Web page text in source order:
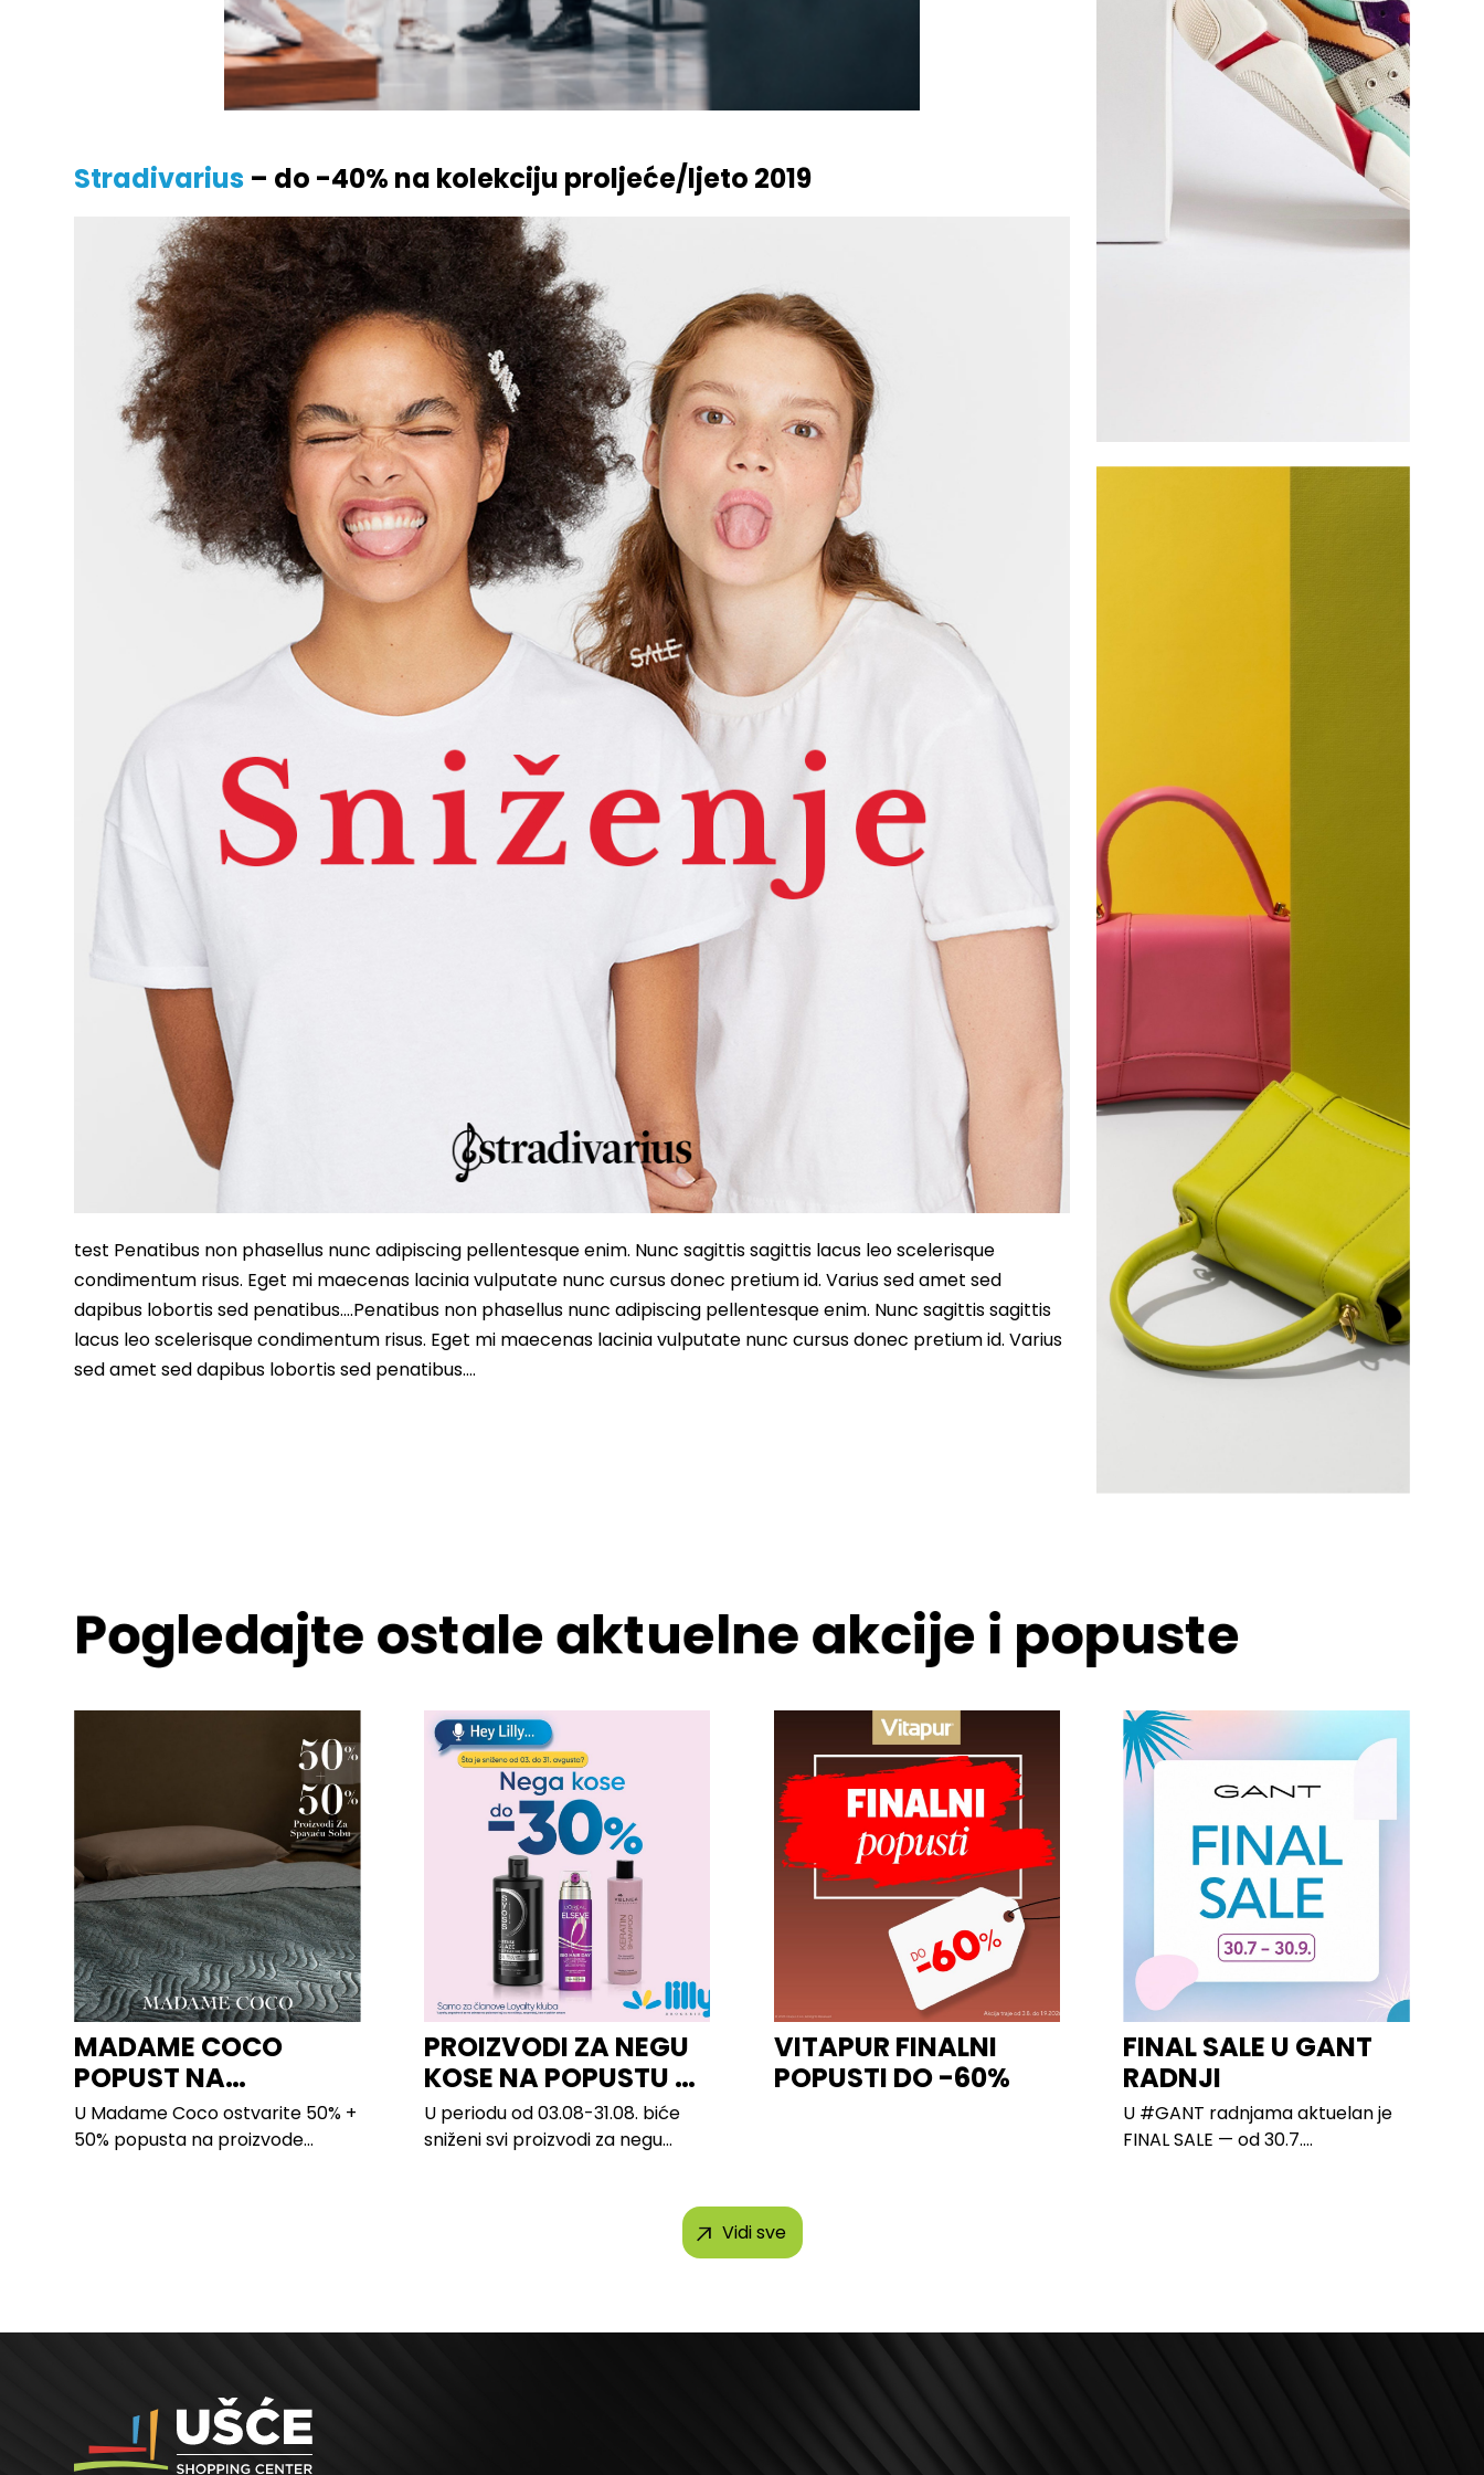
Stradivarius – do -40% na kolekciju proljeće/ljeto 2019
test Penatibus non phasellus nunc adipiscing pellentesque enim. Nunc sagittis sagittis lacus leo scelerisque
condimentum risus. Eget mi maecenas lacinia vulputate nunc cursus donec pretium id. Varius sed amet sed
dapibus lobortis sed penatibus….Penatibus non phasellus nunc adipiscing pellentesque enim. Nunc sagittis sagittis
lacus leo scelerisque condimentum risus. Eget mi maecenas lacinia vulputate nunc cursus donec pretium id. Varius
sed amet sed dapibus lobortis sed penatibus….
Pogledajte ostale aktuelne akcije i popuste
MADAME COCO
POPUST NA
PROIZVODE ZA
SPAVAĆU SOBU
U Madame Coco ostvarite 50% +
50% popusta na proizvode...
PROIZVODI ZA NEGU
KOSE NA POPUSTU U
LILLY
U periodu od 03.08-31.08. biće
sniženi svi proizvodi za negu
VITAPUR FINALNI
POPUSTI DO -60%
FINAL SALE U GANT
RADNJI
U #GANT radnjama aktuelan je
FINAL SALE — od 30.7....
Vidi sve